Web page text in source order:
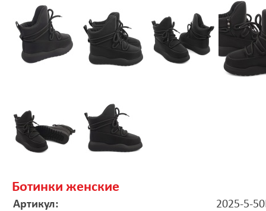
Ботинки женские
Артикул:
2025-5-